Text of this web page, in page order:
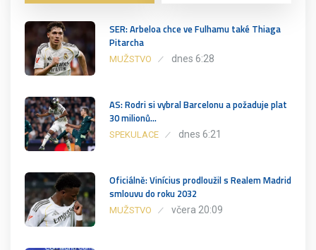
SER: Arbeloa chce ve Fulhamu také Thiaga
Pitarcha
MUŽSTVO dnes 6:28
AS: Rodri si vybral Barcelonu a požaduje plat
30 milionů…
SPEKULACE dnes 6:21
Oficiálně: Vinícius prodloužil s Realem Madrid
smlouvu do roku 2032
MUŽSTVO včera 20:09